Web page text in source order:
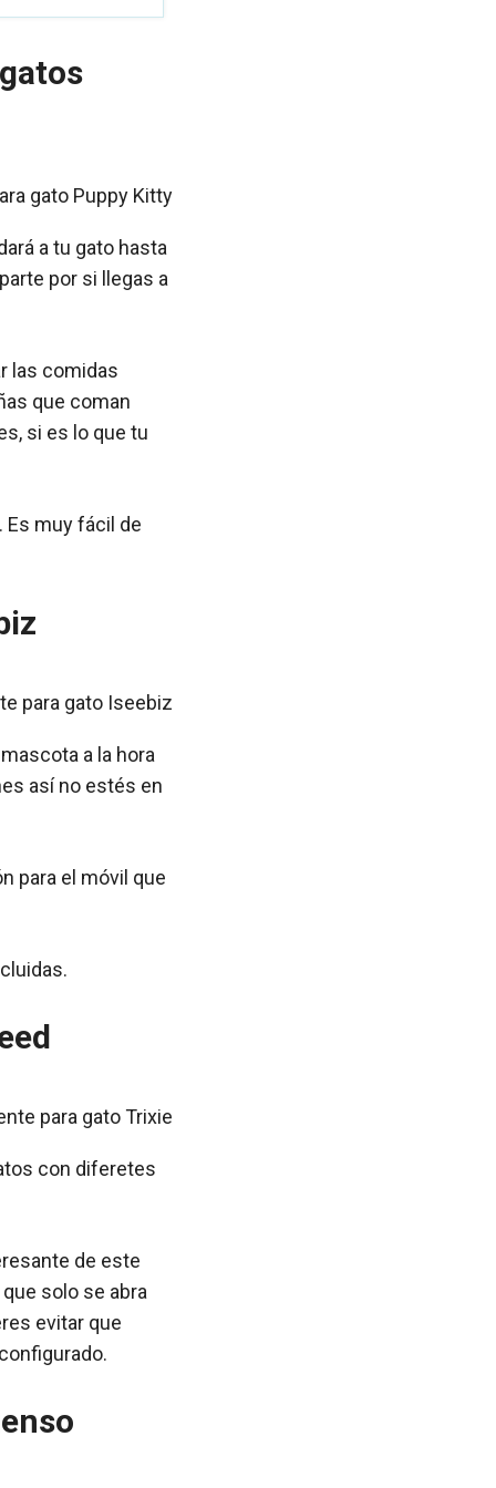
a tu gato hasta
por si llegas a
las comidas
que coman
si es lo que tu
Es muy fácil de
a la hora
así no estés en
para el móvil que
con diferetes
de este
solo se abra
evitar que